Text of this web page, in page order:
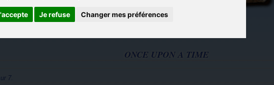
Je refuse Changer mes préférences
ONCE UPON A TIME
7.